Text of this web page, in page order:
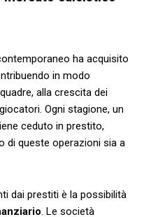
ha acquisito⁣
in modo
alla crescita ⁣dei
Ogni stagione, un‌
ceduto in prestito,
di⁢ queste​ operazioni sia a
dai prestiti è la possibilità
. Le società